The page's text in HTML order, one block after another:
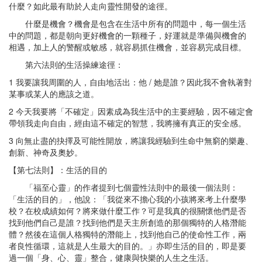
什麼？如此最有助於人走向靈性開發的途徑。
什麼是機會？機會是包含在生活中所有的問題中，每一個生活
中的問題，都是朝向更好機會的一顆種子，好運就是準備與機會的
相遇，加上人的警醒或敏感，就容易抓住機會，並容易完成目標。
第六法則的生活操練途徑：
1 我要讓我周圍的人，自由地活出：他 / 她是誰？因此我不會執著對
某事或某人的應該之道。
2 今天我要將「不確定」因素成為我生活中的主要經驗，因不確定會
帶領我走向自由，經由這不確定的智慧，我將擁有真正的安全感。
3 向無止盡的抉擇及可能性開放，將讓我經驗到生命中無窮的樂趣、
創新、神奇及奧妙。
【第七法則】：生活的目的
「福至心靈」的作者提到七個靈性法則中的最後一個法則：
「生活的目的」，他說：「我從來不擔心我的小孩將來考上什麼學
校？在校成績如何？將來做什麼工作？可是我真的很關懷他們是否
找到他們自己是誰？找到他們是天主所創造的那個獨特的人格潛能
體？然後在這個人格獨特的潛能上，找到他自己的使命性工作，兩
者良性循環，這就是人生最大的目的。」亦即生活的目的，即是要
過一個「身、心、靈」整合，健康與快樂的人生之生活。